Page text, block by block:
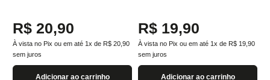
R$ 20,90
À vista no Pix ou em até 1x de R$ 20 90
sem juros
Adicionar ao carrinho
R$ 19,90
À vista no Pix ou em até 1x de R$ 19 90
sem juros
Adicionar ao carrinho